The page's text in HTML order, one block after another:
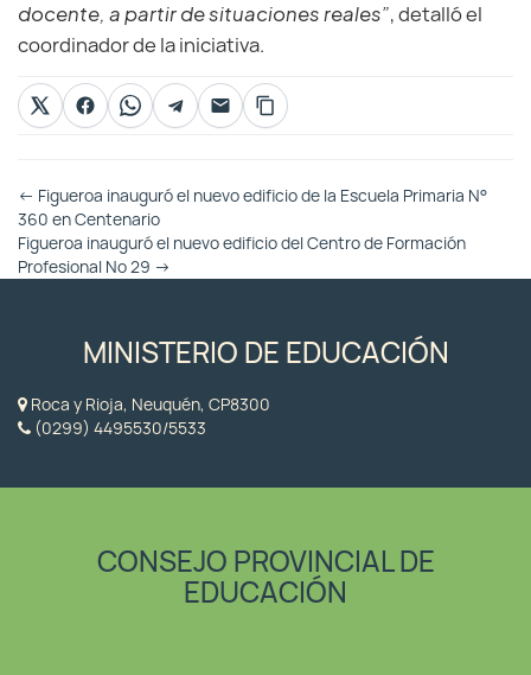
docente, a partir de situaciones reales”, detalló el
coordinador de la iniciativa.
Otras
Entradas
← Figueroa inauguró el nuevo edificio de la Escuela Primaria N°
360 en Centenario
Figueroa inauguró el nuevo edificio del Centro de Formación
Profesional Nº 29 →
MINISTERIO DE EDUCACIÓN
Roca y Rioja, Neuquén, CP8300
(0299) 4495530/5533
CONSEJO PROVINCIAL DE
EDUCACIÓN